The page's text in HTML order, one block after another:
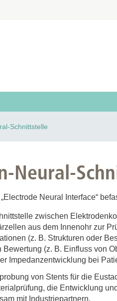
Schnittstelle
Neural-
Neural Interface“
zwischen
aus dem Innenohr zur
(z. B. Strukturen oder
Bewertung (z. B. Einfluss von
Impedanzentwicklung bei
von Stents für die
die Entwicklung
mit Industriepartnern.